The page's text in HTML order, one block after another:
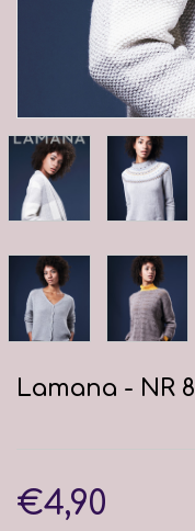
Lamana - NR 8
€4,90